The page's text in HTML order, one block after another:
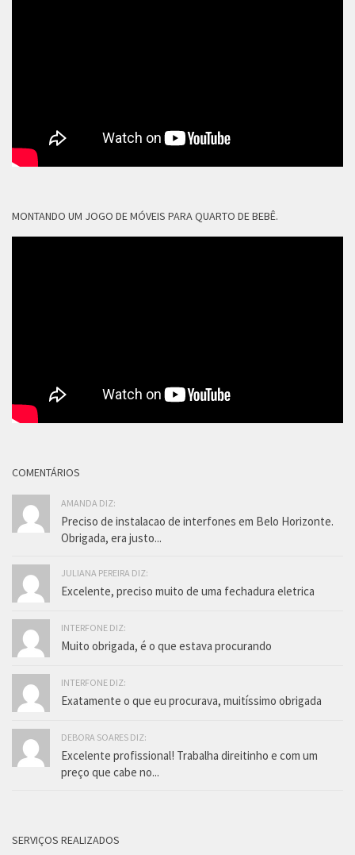
MONTANDO UM JOGO DE MÓVEIS PARA QUARTO DE BEBÊ.
COMENTÁRIOS
AMANDA DIZ:
Preciso de instalacao de interfones em Belo Horizonte.
Obrigada, era justo...
JULIANA PEREIRA DIZ:
Excelente, preciso muito de uma fechadura eletrica
INTERFONE DIZ:
Muito obrigada, é o que estava procurando
INTERFONE DIZ:
Exatamente o que eu procurava, muitíssimo obrigada
DEBORA SOARES DIZ:
Excelente profissional! Trabalha direitinho e com um
preço que cabe no...
SERVIÇOS REALIZADOS